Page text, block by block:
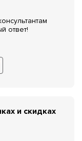
ответ!
и скидках